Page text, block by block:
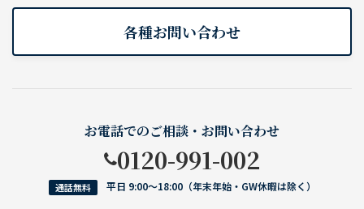
各種お問い合わせ
お電話でのご相談・お問い合わせ
0120-991-002
通話無料 平日 9:00〜18:00（年末年始・GW休暇は除く）